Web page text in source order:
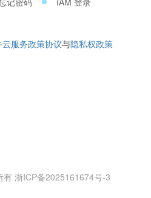
云服务政策协议与隐私权政策
浙ICP备2025161674号-3